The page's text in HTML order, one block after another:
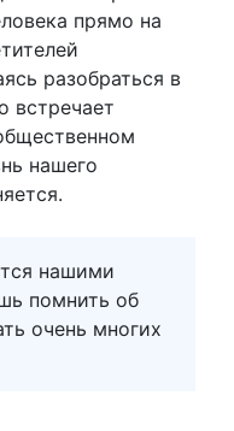
прямо на
разобраться в
встречает
нашего
нашими
помнить об
очень многих